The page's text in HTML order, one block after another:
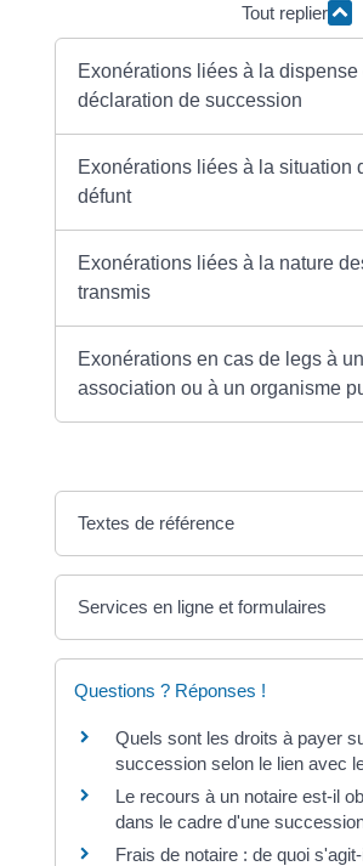
Tout replier
Exonérations liées à la dispense
déclaration de succession
Exonérations liées à la situation
défunt
Exonérations liées à la nature
transmis
Exonérations en cas de legs à
association ou à un organisme
Textes de référence
Services en ligne et formulaires
Questions ? Réponses !
Quels sont les droits à payer
succession selon le lien avec
Le recours à un notaire est-il
dans le cadre d'une
Frais de notaire : de quoi